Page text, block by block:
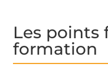
Les points
formation